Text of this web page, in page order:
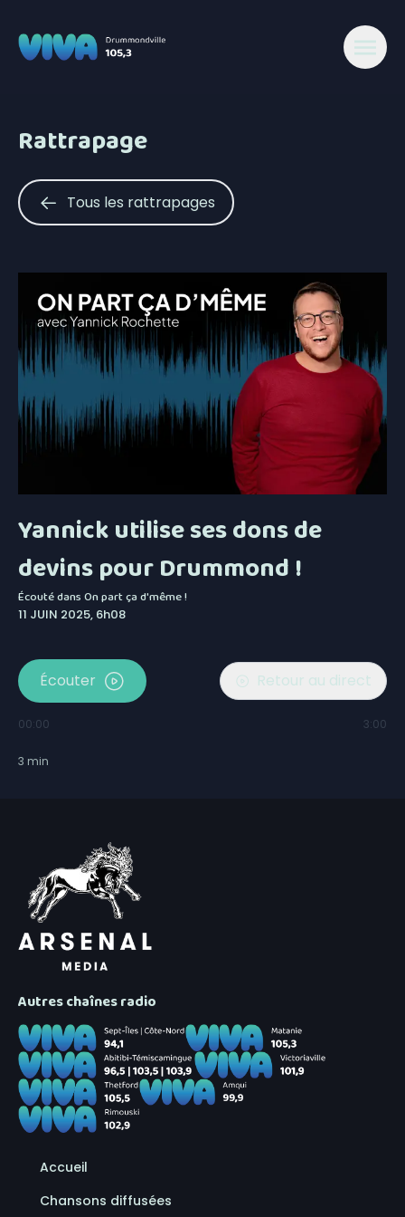
Rattrapage
Tous les rattrapages
Yannick utilise ses dons de
devins pour Drummond !
Écouté dansOn part ça d'même !
11 JUIN 2025, 6h08
Écouter Retour au direct
00:00 3:00
3 min
Autres chaînes radio
Accueil
Chansons diffusées